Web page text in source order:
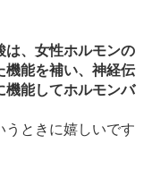
は、女性ホルモンの
機能を補い、神経伝
機能してホルモンバ
うときに嬉しいです